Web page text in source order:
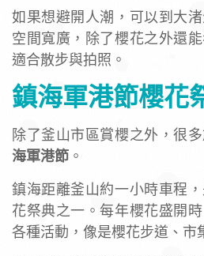
如果想避開人潮，可以到大
空間寬廣，除了櫻花之外還
適合散步與拍照。
鎮海軍港節櫻花
除了釜山市區賞櫻之外，很
海軍港節 。
鎮海距離釜山約一小時車程
花祭典之一。每年櫻花盛開
各種活動，像是櫻花步道、市